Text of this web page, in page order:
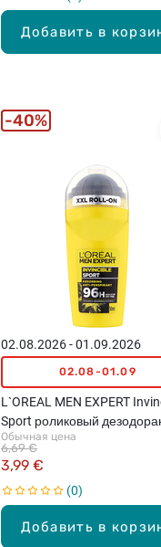
Добавить в
Добавить в
02.08.2026 - 01.09.2026
02.08-01.09
L`OREAL MEN EXPERT
Sport роликовый
для мужчин, 50мл
Обычная цена
3,99 €
6,69 €
0
40%